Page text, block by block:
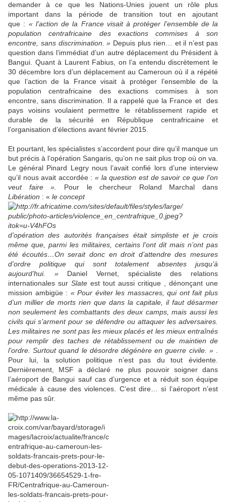
demander à ce que les Nations-Unies jouent un rôle plus
important dans la période de transition tout en ajoutant
que : « l’action de la France visait à protéger l’ensemble de la
population centrafricaine des exactions commises à son
encontre, sans discrimination. » Depuis plus rien… et il n’est pas
question dans l’immédiat d’un autre déplacement du Président à
Bangui. Quant à Laurent Fabius, on l’a entendu discrètement le
30 décembre lors d’un déplacement au Cameroun où il a répété
que l’action de la France visait à protéger l’ensemble de la
population centrafricaine des exactions commises à son
encontre, sans discrimination. Il a rappelé que la France et des
pays voisins voulaient permettre le rétablissement rapide et
durable de la sécurité en République centrafricaine et
l’organisation d’élections avant février 2015.
Et pourtant, les spécialistes s’accordent pour dire qu’il manque un
but précis à l’opération Sangaris, qu’on ne sait plus trop où on va.
Le général Pinard Legry nous l’avait confié lors d’une interview
qu’il nous avait accordée :« la question est de savoir ce que l’on
veut faire ».
Pour le chercheur Roland Marchal dans
Libération : « le concept
d’opération des autorités françaises était simpliste et je crois
même que, parmi les militaires, certains l’ont dit mais n’ont pas
été écoutés…On serait donc en droit d’attendre des mesures
d’ordre politique qui sont totalement absentes jusqu’à
aujourd’hui. »Daniel Vernet, spécialiste des relations
internationales sur Slate est tout aussi critique , dénonçant une
mission ambigüe : « Pour éviter les massacres, qui ont fait plus
d’un millier de morts rien que dans la capitale, il faut désarmer
non seulement les combattants des deux camps, mais aussi les
civils qui s’arment pour se défendre ou attaquer les adversaires.
Les militaires ne sont pas les mieux placés et les mieux entraînés
pour remplir des taches de rétablissement ou de maintien de
l’ordre. Surtout quand le désordre dégénère en guerre civile. ».
Pour lui, la solution politique n’est pas du tout évidente.
Dernièrement, MSF a déclaré ne plus pouvoir soigner dans
l’aéroport de Bangui sauf cas d’urgence et a réduit son équipe
médicale à cause des violences. C’est dire… si l’aéroport n’est
même pas sûr.